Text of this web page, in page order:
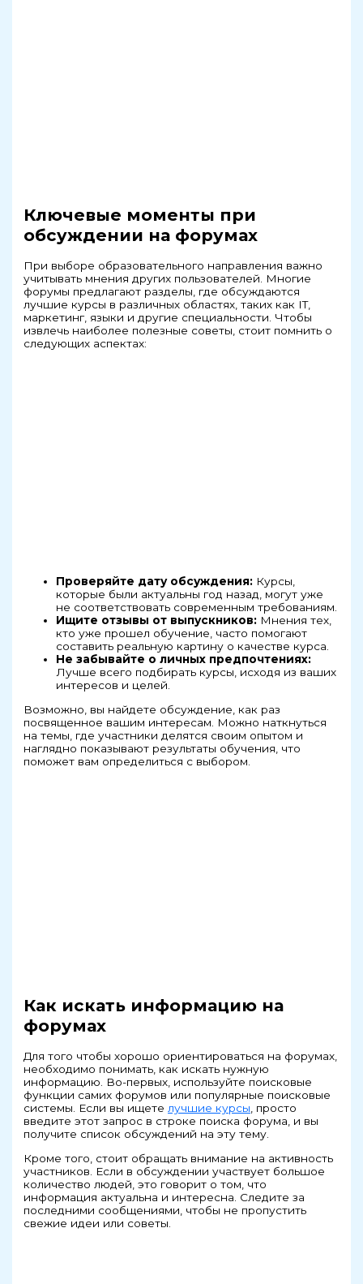
Ключевые моменты при
обсуждении на форумах
При выборе образовательного направления важно
учитывать мнения других пользователей. Многие
форумы предлагают разделы, где обсуждаются
лучшие курсы в различных областях, таких как IT,
маркетинг, языки и другие специальности. Чтобы
извлечь наиболее полезные советы, стоит помнить о
следующих аспектах:
Проверяйте дату обсуждения: Курсы,
которые были актуальны год назад, могут уже
не соответствовать современным требованиям.
Ищите отзывы от выпускников: Мнения тех,
кто уже прошел обучение, часто помогают
составить реальную картину о качестве курса.
Не забывайте о личных предпочтениях:
Лучше всего подбирать курсы, исходя из ваших
интересов и целей.
Возможно, вы найдете обсуждение, как раз
посвященное вашим интересам. Можно наткнуться
на темы, где участники делятся своим опытом и
наглядно показывают результаты обучения, что
поможет вам определиться с выбором.
Как искать информацию на
форумах
Для того чтобы хорошо ориентироваться на форумах,
необходимо понимать, как искать нужную
информацию. Во-первых, используйте поисковые
функции самих форумов или популярные поисковые
системы. Если вы ищетелучшие курсы, просто
введите этот запрос в строке поиска форума, и вы
получите список обсуждений на эту тему.
Кроме того, стоит обращать внимание на активность
участников. Если в обсуждении участвует большое
количество людей, это говорит о том, что
информация актуальна и интересна. Следите за
последними сообщениями, чтобы не пропустить
свежие идеи или советы.